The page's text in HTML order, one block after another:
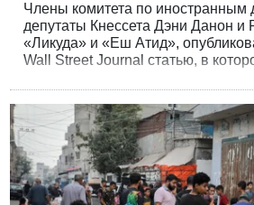
Члены комитета по иностранным
депутаты Кнессета Дэни Данон и
«Ликуда» и «Еш Атид»,
Wall Street Journal статью, в
мира.